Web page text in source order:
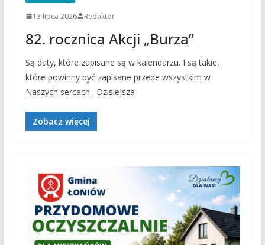
13 lipca 2026 Redaktor
82. rocznica Akcji „Burza”
Są daty, które zapisane są w kalendarzu. I są takie,
które powinny być zapisane przede wszystkim w
Naszych sercach. Dzisiejsza
Zobacz więcej